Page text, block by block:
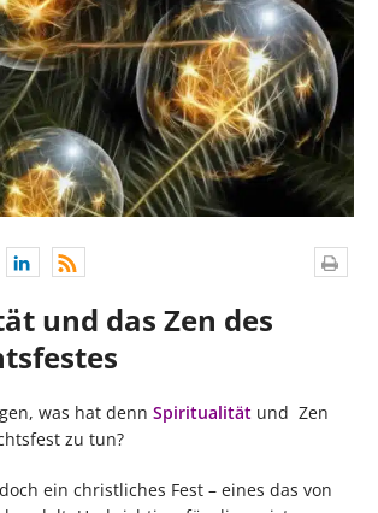
und das Zen des
was hat denn Spiritualität und Zen
zu tun?
ein christliches Fest – eines das von